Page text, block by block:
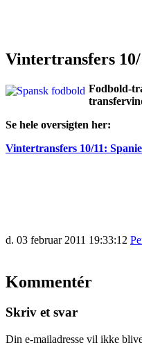
Vintertransfers
Fodbold-
Se hele oversigten her:
Vintertransfers 10/11:
d. 03 februar 2011 19:33:12
Kommentér
Skriv et svar
Din e-mailadresse vil ikke